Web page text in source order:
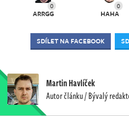
0
ARRGG
0
HAHA
SDÍLET NA FACEBOOK
Martin Havlíček
Autor článku / Bývalý